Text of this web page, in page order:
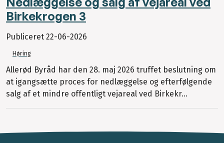
Birkekrogen 3
Publiceret 22-06-2026
Høring
Allerød Byråd har den 28. maj 2026 truffet beslutning om
at igangsætte proces for nedlæggelse og efterfølgende
salg af et mindre offentligt vejareal ved Birkekr...